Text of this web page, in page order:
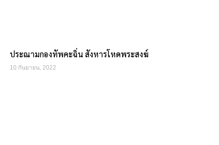
ประณามกองทัพคะฉิ่น สังหารโหดพระสงฆ์
10 กันยายน, 2022